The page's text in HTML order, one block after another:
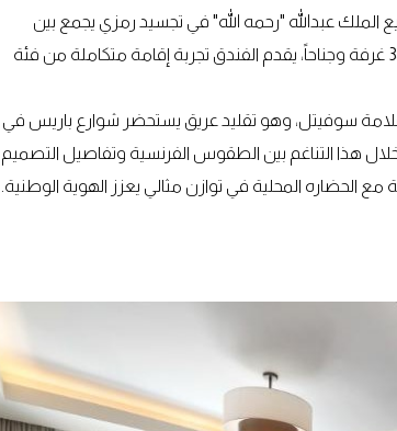
الملك عبدالله "رحمه الله" في تجسيد رمزي يجمع بين
الأصالة والاستمرارية والارتباط العميق بتراث المملكة. وبمجموع 388 غرفة وجناحاً، يقدم الفندق تجربة إقامة متكاملة من فئة
سوفيتل، وهو تقليد عريق يستحضر شوارع باريس في
هذا التناغم بين الطقوس الفرنسية وتفاصيل التصميم
مع الحضاره المحلية في توازن مثالي يعزز الهوية الوطنية.